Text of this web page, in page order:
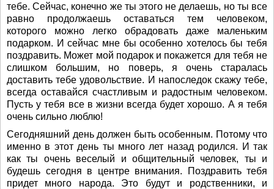
тебе. Сейчас, конечно же ты этого не делаешь, но ты все
равно продолжаешь оставаться тем человеком,
которого можно легко обрадовать даже маленьким
подарком. И сейчас мне бы особенно хотелось бы тебя
поздравить. Может мой подарок и покажется для тебя не
слишком большим, но поверь, я очень старалась
доставить тебе удовольствие. И напоследок скажу тебе,
всегда оставайся счастливым и радостным человеком.
Пусть у тебя все в жизни всегда будет хорошо. А я тебя
очень сильно люблю!
Сегодняшний день должен быть особенным. Потому что
именно в этот день ты много лет назад родился. И так
как ты очень веселый и общительный человек, ты и
будешь сегодня в центре внимания. Поздравить тебя
придет много народа. Это будут и родственники, и